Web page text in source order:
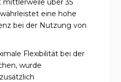
eine hohe
bei der Nutzung von
Flexibilität bei der
wurde